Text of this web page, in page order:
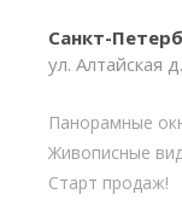
Санкт-
ул. Алтайская
Панорамные
Живописные
Старт продаж!